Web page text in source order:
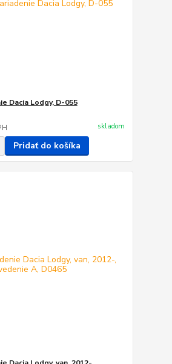
Dacia Lodgy, D-055
skladom
Pridať do košíka